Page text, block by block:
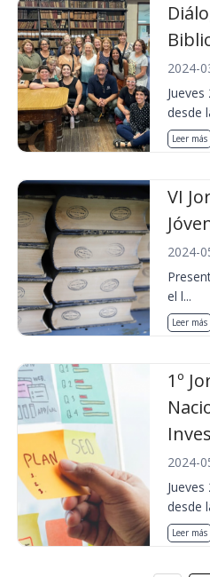
2024-
desde
Leer más
VI
2024-
el l...
Leer más
1º
2024-
desde
Leer más